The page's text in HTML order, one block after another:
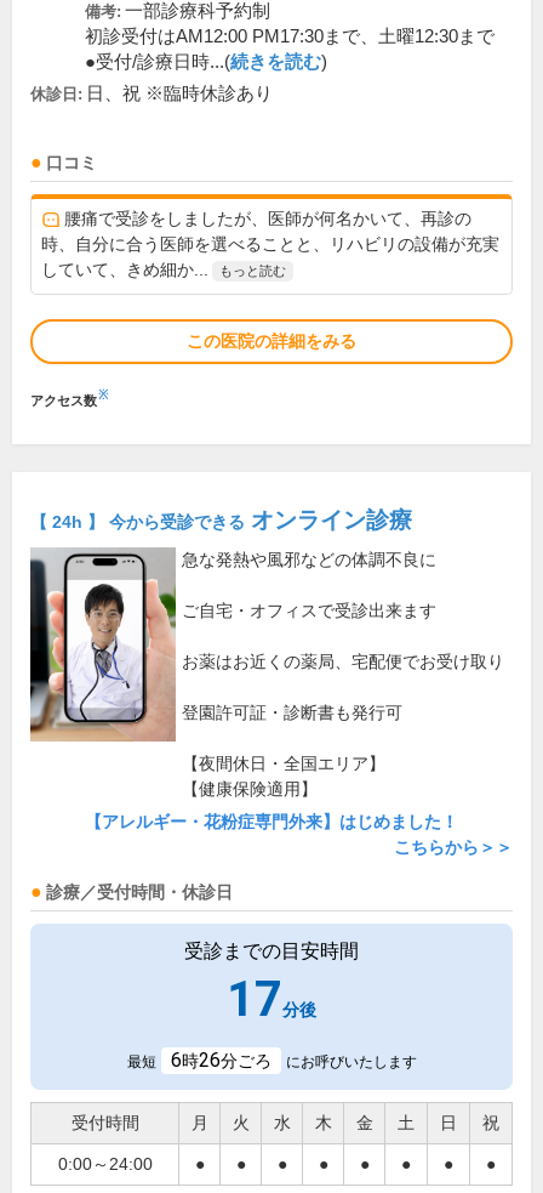
備考: 一部診療科予約制
初診受付はAM12:00 PM17:30まで、土曜12:30まで
●受付/診療日時...(続きを読む)
休診日: 日、祝 ※臨時休診あり
口コミ
腰痛で受診をしましたが、医師が何名かいて、再診の
時、自分に合う医師を選べることと、リハビリの設備が充実
していて、きめ細か...
もっと読む
この医院の詳細をみる
アクセス数※
【 24h 】 今から受診できる オンライン診療
急な発熱や風邪などの体調不良に
ご自宅・オフィスで受診出来ます
お薬はお近くの薬局、宅配便でお受け取り
登園許可証・診断書も発行可
【夜間休日・全国エリア】
【健康保険適用】
【アレルギー・花粉症専門外来】はじめました！
こちらから＞＞
診療／受付時間・休診日
受診までの目安時間
17分後
最短 6時26分ごろ にお呼びいたします
受付時間 月 火 水 木 金 土 日 祝
0:00～24:00 ● ● ● ● ● ● ● ●